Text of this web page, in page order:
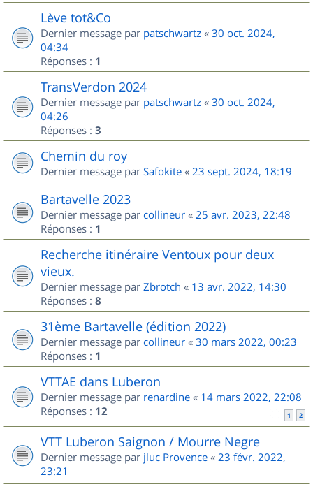
Lève tot&Co
Dernier message par patschwartz « 30 oct. 2024,
04:34
Réponses : 1
TransVerdon 2024
Dernier message par patschwartz « 30 oct. 2024,
04:26
Réponses : 3
Chemin du roy
Dernier message par Safokite « 23 sept. 2024, 18:19
Bartavelle 2023
Dernier message par collineur « 25 avr. 2023, 22:48
Réponses : 1
Recherche itinéraire Ventoux pour deux
vieux.
Dernier message par Zbrotch « 13 avr. 2022, 14:30
Réponses : 8
31ème Bartavelle (édition 2022)
Dernier message par collineur « 30 mars 2022, 00:23
Réponses : 1
VTTAE dans Luberon
Dernier message par renardine « 14 mars 2022, 22:08
Réponses : 12 1 2
VTT Luberon Saignon / Mourre Negre
Dernier message par jluc Provence « 23 févr. 2022,
23:21